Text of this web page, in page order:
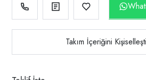
Takım İçeriğini